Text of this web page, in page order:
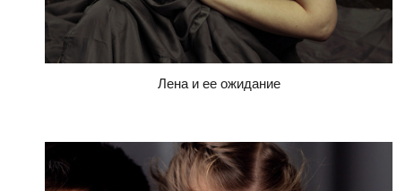
Лена и ее ожидание